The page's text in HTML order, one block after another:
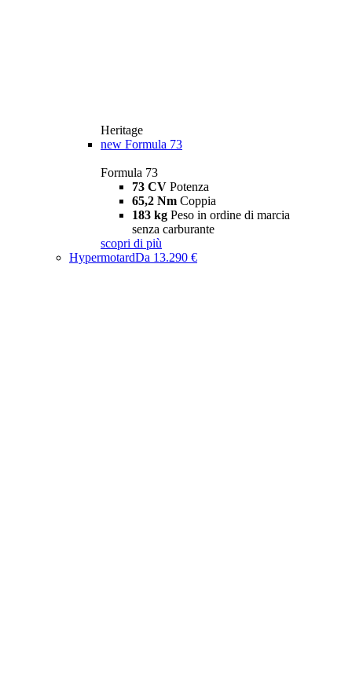
Heritage
new Formula 73
Formula 73
73 CV Potenza
65,2 Nm Coppia
183 kg Peso in ordine di marcia
senza carburante
scopri di più
HypermotardDa 13.290 €